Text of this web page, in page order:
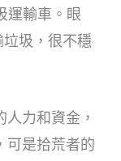
運輸車。眼
垃圾，很不穩
力和資金，
可是拾荒者的